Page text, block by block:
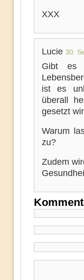
XXX
Lucie 30.
Gibt es
ist es
überall
gesetzt
Warum
zu?
Zudem